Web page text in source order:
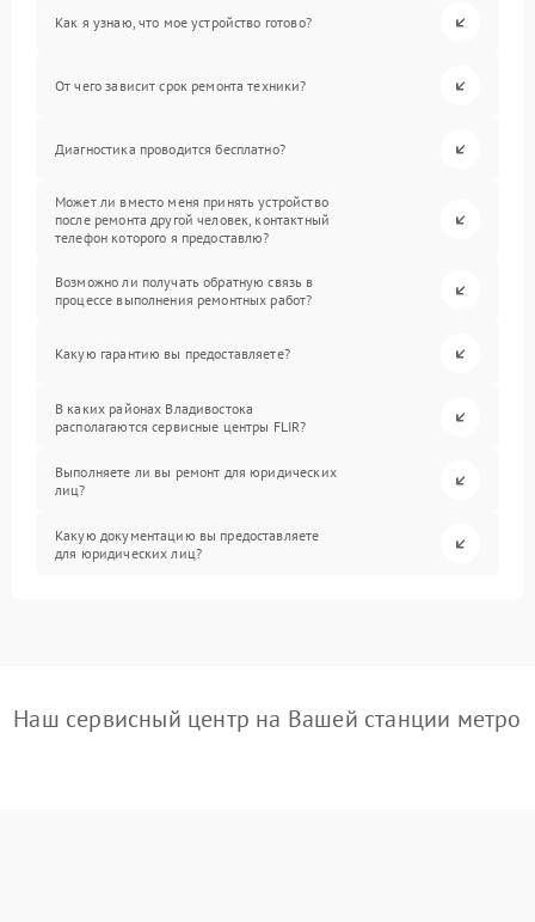
Как я узнаю, что мое устройство готово?
От чего зависит срок ремонта техники?
Диагностика проводится бесплатно?
Может ли вместо меня принять устройство
после ремонта другой человек, контактный
телефон которого я предоставлю?
Возможно ли получать обратную связь в
процессе выполнения ремонтных работ?
Какую гарантию вы предоставляете?
В каких районах Владивостока
располагаются сервисные центры FLIR?
Выполняете ли вы ремонт для юридических
лиц?
Какую документацию вы предоставляете
для юридических лиц?
Наш сервисный центр на Вашей станции метро